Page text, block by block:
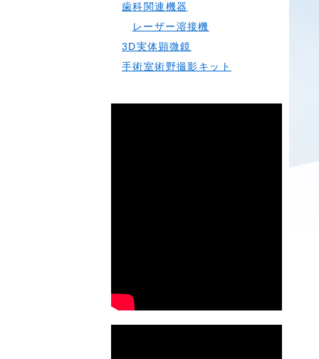
歯科関連機器
レーザー溶接機
3D実体顕微鏡
手術室術野撮影キット